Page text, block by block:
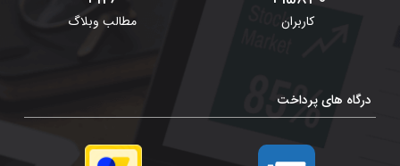
کاربران مطالب وبلاگ
درگاه های پرداخت